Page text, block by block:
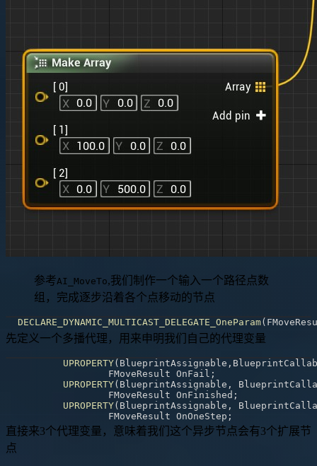
参考AI_MoveTo,我们制作一个输入一个路径点数
组，完成逐步沿着各个点移动的节点
DECLARE_DYNAMIC_MULTICAST_DELEGATE_OneParam(
先定义一个多播代理，用来申明我们自己的代理变量
UPROPERTY( BlueprintAssignable ,
		FMoveResult OnFail
;
UPROPERTY( BlueprintAssignable ,
		FMoveResult OnFinished
;
UPROPERTY( BlueprintAssignable ,
		FMoveResult OnOneStep
;
直接来3个代理变量，意味着我们这个异步节点会有3个扩展节
点